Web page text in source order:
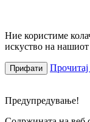
Ние користиме
искуство на нашиот
Прифати
Предупредување!